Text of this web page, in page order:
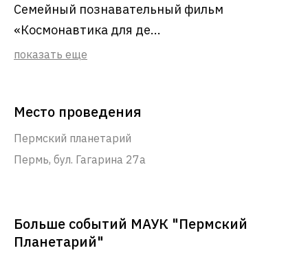
Семейный познавательный фильм
«Космонавтика для де...
показать еще
Место проведения
Пермский планетарий
Пермь, бул. Гагарина 27а
Больше событий МАУК "Пермский
Планетарий"